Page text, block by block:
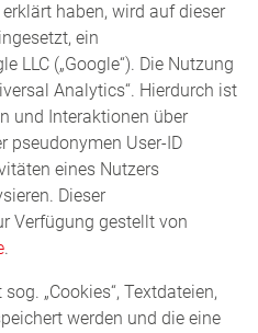
haben, wird auf dieser
ein
LLC („Google“). Die Nutzung
Analytics“. Hierdurch ist
und Interaktionen über
pseudonymen User-ID
eines Nutzers
Dieser
Verfügung gestellt von
.
„Cookies“, Textdateien,
werden und die eine